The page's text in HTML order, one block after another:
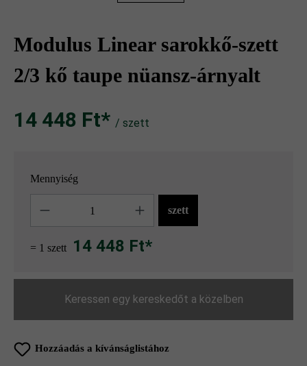
Modulus Linear sarokkő-szett
2/3 kő taupe nüansz-árnyalt
14 448 Ft‎‎‎* / szett
Mennyiség
szett
= 1 szett 14 448 Ft*
Keressen egy kereskedőt a közelben
Hozzáadás a kívánságlistához